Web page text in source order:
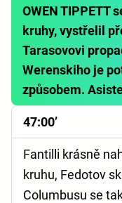
OWEN TIPPETT
kruhy, vystřelil
Tarasovovi
Werenskiho je
způsobem.
47:00’
Fantilli krásně
kruhu, Fedotov
Columbusu se